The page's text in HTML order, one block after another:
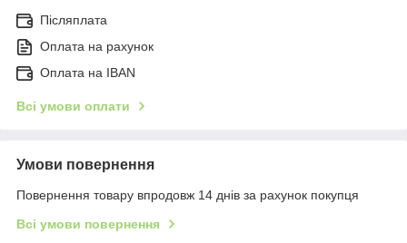
Післяплата
Оплата на рахунок
Оплата на IBAN
Всі умови оплати
Умови повернення
Повернення товару впродовж 14 днів за рахунок покупця
Всі умови повернення